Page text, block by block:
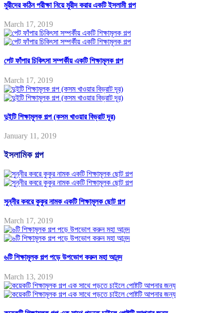
মুরীদের কঠিন পরীক্ষা নিয়ে মুরীদ করার একটি ইসলামী গল্প
March 17, 2019
পেট ফাঁপার চিকিৎসা সম্পর্কীয় একটি শিক্ষামূলক গল্প
March 17, 2019
দুইটি শিক্ষামূলক গল্প (কসম খাওয়ার বিভ্রাট দূর)
January 11, 2019
ইসলামিক গল্প
সুন্নীর কবরে কুকুর নামক একটি শিক্ষামূলক ছোট গল্প
March 17, 2019
৬টি শিক্ষামূলক গল্প পড়ে উপভোগ করুন মহা আনন্দ
March 13, 2019